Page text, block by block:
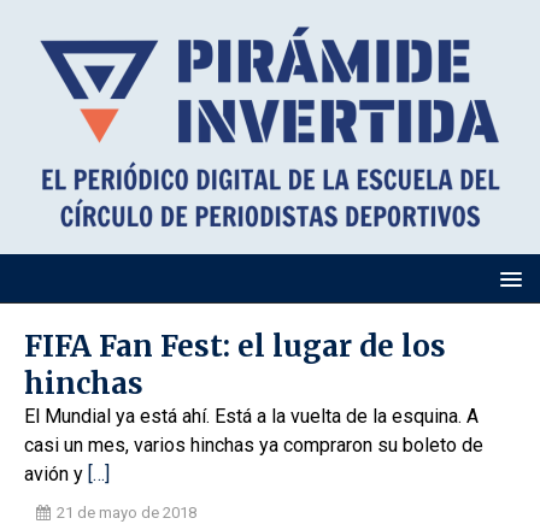
FIFA Fan Fest: el lugar de los
hinchas
El Mundial ya está ahí. Está a la vuelta de la esquina. A
casi un mes, varios hinchas ya compraron su boleto de
avión y […]
21 de mayo de 2018